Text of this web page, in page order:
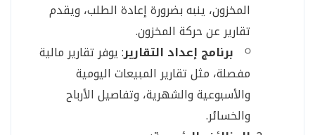
المخزون، ينبه بضرورة إعادة الطلب، ويقدم
تقارير عن حركة المخزون.
برنامج إعداد التقارير: يوفر تقارير مالية
مفصلة، مثل تقارير المبيعات اليومية
والأسبوعية والشهرية، وتفاصيل الأرباح
والخسائر.